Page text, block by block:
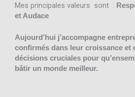
Mes principales valeurs sont :
et Audace
Aujourd’hui j’accompagne
confirmés dans leur croissance et
décisions cruciales pour
bâtir un monde meilleur.